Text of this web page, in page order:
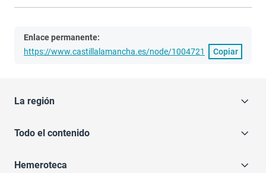
Enlace permanente:
https://www.castillalamancha.es/node/1004721
Copiar
La región
Todo el contenido
Hemeroteca